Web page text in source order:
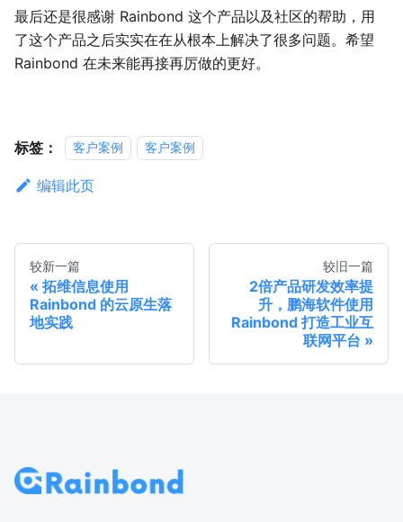
最后还是很感谢 Rainbond 这个产品以及社区的帮助，用
了这个产品之后实实在在从根本上解决了很多问题。希望
Rainbond 在未来能再接再厉做的更好。
标签： 客户案例 客户案例
编辑此页
较新一篇
拓维信息使用
Rainbond 的云原生落
地实践
较旧一篇
2倍产品研发效率提
升，鹏海软件使用
Rainbond 打造工业互
联网平台